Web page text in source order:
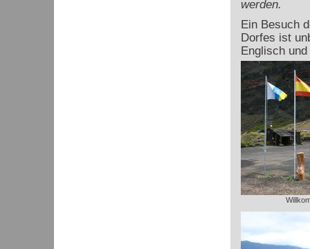
werden.
Ein Besuch
Dorfes ist
Englisch